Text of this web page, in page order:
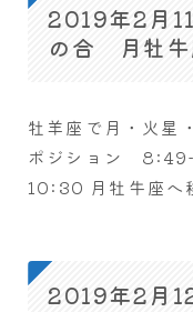
2019年2月
の合 月牡牛
牡羊座で月・火星
ポジション
10:30 月牡牛座へ
2019年2月